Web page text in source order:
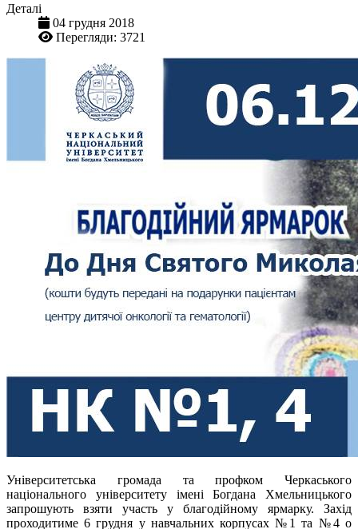
Деталі
04 грудня 2018
Перегляди: 3721
Університетська громада та профком Черкаського
національного університету імені Богдана Хмельницького
запрошують взяти участь у благодійному ярмарку. Захід
проходитиме 6 грудня у навчальних корпусах №1 та №4 о